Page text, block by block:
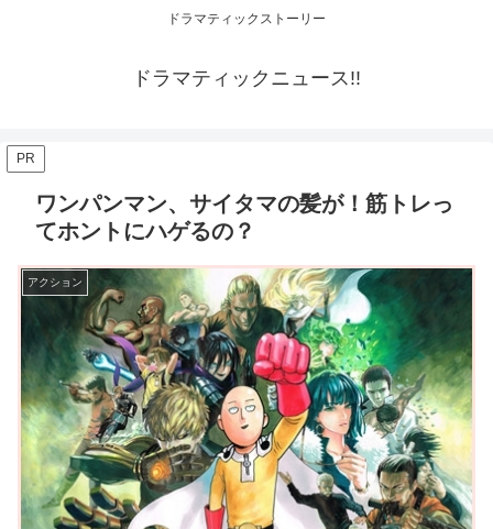
ドラマティックストーリー
ドラマティックニュース!!
PR
ワンパンマン、サイタマの髪が！筋トレっ
てホントにハゲるの？
アクション